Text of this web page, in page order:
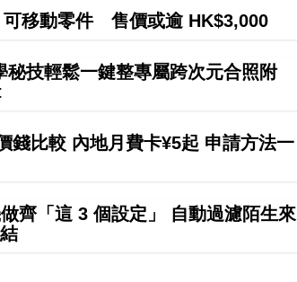
移動零件 售價或逾 HK$3,000
技輕鬆一鍵整專屬跨次元合照附
錢比較 內地月費卡¥5起 申請方法一
齊「這 3 個設定」 自動過濾陌生來